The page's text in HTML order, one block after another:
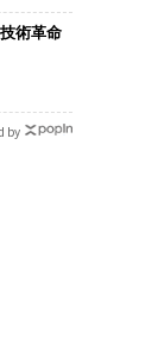
術革命
by